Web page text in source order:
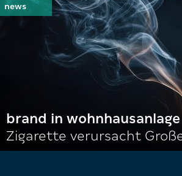
brand in wohnhausanlage
Zigarette verursacht